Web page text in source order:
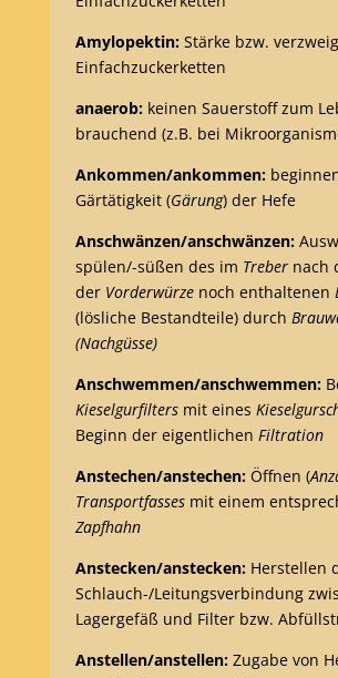
Amylopektin:Stärke bzw.
Einfachzuckerketten
anaerob:keinen Sauerstoff zum
brauchend (z.B. bei
Ankommen/ankommen:
Gärtätigkeit (Gärung) der Hefe
Anschwänzen/anschwänzen:
spülen/-süßen des im Trebernach
der Vorderwürzenoch enthaltenen
(lösliche Bestandteile) durch
(Nachgüsse)
Anschwemmen/anschwemmen:
Kieselgurfiltersmit eines
Beginn der eigentlichen Filtration
Anstechen/anstechen:Öffnen (
Transportfassesmit einem
Zapfhahn
Anstecken/anstecken:Herstellen
Schlauch-/Leitungsverbindung
Lagergefäß und Filter bzw.
Anstellen/anstellen:Zugabe von